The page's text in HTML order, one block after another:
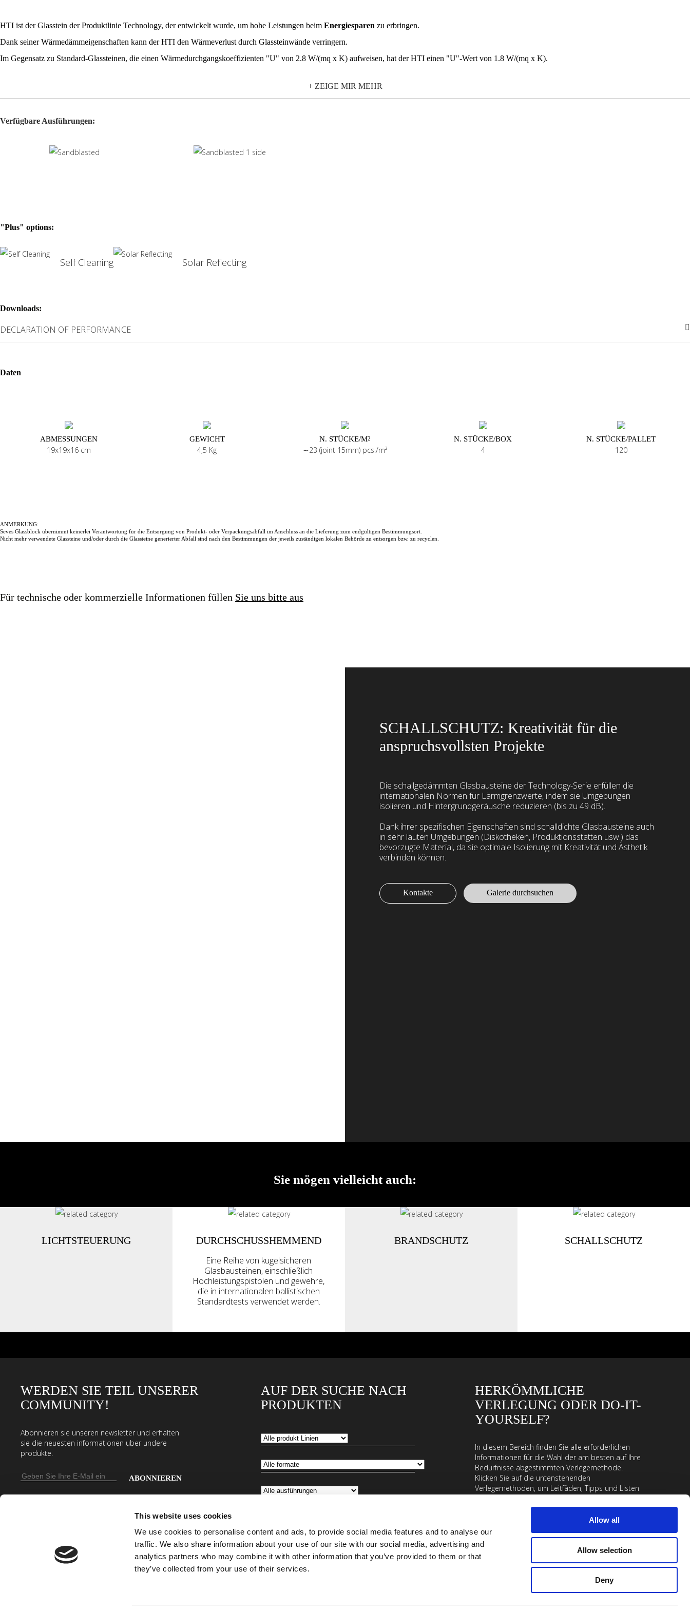
This website uses cookies
We use cookies to personalise content and ads, to provide social media features and to analyse our
traffic. We also share information about your use of our site with our social media, advertising and
analytics partners who may combine it with other information that you’ve provided to them or that
they’ve collected from your use of their services.
Allow all
Allow selection
Deny
HTI ist der Glasstein der Produktlinie Technology, der entwickelt wurde, um hohe Leistungen beim Energiesparen zu erbringen.
Dank seiner Wärmedämmeigenschaften kann der HTI den Wärmeverlust durch Glassteinwände verringern.
Im Gegensatz zu Standard-Glassteinen, die einen Wärmedurchgangskoeffizienten "U" von 2.8 W/(mq x K) aufweisen, hat der HTI einen "U"-Wert von 1.8 W/(mq x K).
+ ZEIGE MIR MEHR
Verfügbare Ausführungen:
"Plus" options:
Self Cleaning Solar Reflecting
Downloads:
DECLARATION OF PERFORMANCE
Daten
ABMESSUNGEN
19x19x16 cm
GEWICHT
4,5 Kg
N. STÜCKE/M2
∼23 (joint 15mm) pcs./m²
N. STÜCKE/BOX
4
N. STÜCKE/PALLET
120
ANMERKUNG:
Seves Glassblock übernimmt keinerlei Verantwortung für die Entsorgung von Produkt- oder Verpackungsabfall im Anschluss an die Lieferung zum endgültigen Bestimmungsort.
Nicht mehr verwendete Glassteine und/oder durch die Glassteine generierter Abfall sind nach den Bestimmungen der jeweils zuständigen lokalen Behörde zu entsorgen bzw. zu recyclen.
Für technische oder kommerzielle Informationen füllen Sie uns bitte aus
SCHALLSCHUTZ: Kreativität für die
anspruchsvollsten Projekte
Die schallgedämmten Glasbausteine der Technology-Serie erfüllen die
internationalen Normen für Lärmgrenzwerte, indem sie Umgebungen
isolieren und Hintergrundgeräusche reduzieren (bis zu 49 dB).
Dank ihrer spezifischen Eigenschaften sind schalldichte Glasbausteine auch
in sehr lauten Umgebungen (Diskotheken, Produktionsstätten usw.) das
bevorzugte Material, da sie optimale Isolierung mit Kreativität und Ästhetik
verbinden können.
Kontakte Galerie durchsuchen
Sie mögen vielleicht auch:
LICHTSTEUERUNG
DURCHSCHUSSHEMMEND
Eine Reihe von kugelsicheren
Glasbausteinen, einschließlich
Hochleistungspistolen und gewehre,
die in internationalen ballistischen
Standardtests verwendet werden.
BRANDSCHUTZ SCHALLSCHUTZ
WERDEN SIE TEIL UNSERER
COMMUNITY!
Abonnieren sie unseren newsletter und erhalten
sie die neuesten informationen uber undere
produkte.
E-
AUF DER SUCHE NACH
PRODUKTEN
HERKÖMMLICHE
VERLEGUNG ODER DO-IT-
YOURSELF?
In diesem Bereich finden Sie alle erforderlichen
Informationen für die Wahl der am besten auf Ihre
Bedürfnisse abgestimmten Verlegemethode.
Klicken Sie auf die untenstehenden
Verlegemethoden, um Leitfäden, Tipps und Listen
Ihres Projektes zu finden!